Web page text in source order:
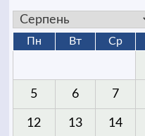
Пн Вт Ср
5 6 7
12 13 14